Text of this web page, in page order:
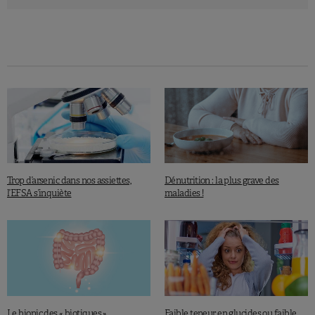
SRA. Global Disease Burden Caused by Foodborne Chemicals and
Toxins symposium. 2019 Annual Meeting, Arlington, Virginia, Dec. 9.
Trop d’arsenic dans nos assiettes,
l’EFSA s’inquiète
Dénutrition : la plus grave des
maladies !